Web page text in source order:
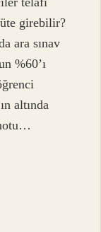
girebilir?
ara sınav
%60’ı
altında